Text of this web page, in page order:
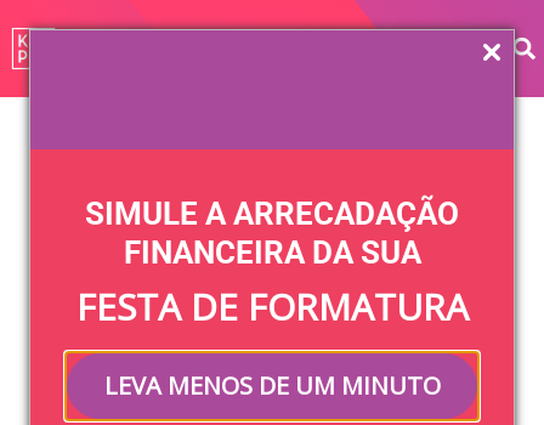
SIMULE A ARRECADAÇÃO
FINANCEIRA DA SUA
FESTA DE FORMATURA
LEVA MENOS DE UM MINUTO
Home»Blog»Comissão de Formatura»Arrecadação
Arrecadação de
fundos para a
formatura com